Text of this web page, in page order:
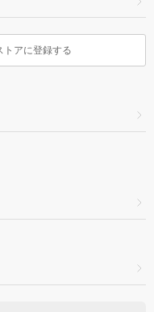
トアに登録する